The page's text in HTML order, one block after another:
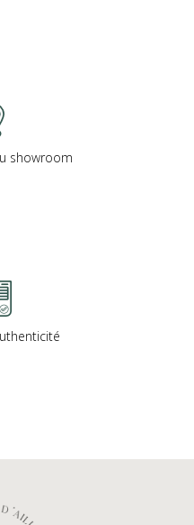
showroom